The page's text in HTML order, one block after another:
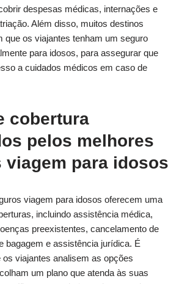
despesas médicas, internações e
Além disso, muitos destinos
que os viajantes tenham um seguro
para idosos, para assegurar que
a cuidados médicos em caso de
cobertura
pelos melhores
viagem para idosos
viagem para idosos oferecem uma
incluindo assistência médica,
preexistentes, cancelamento de
bagagem e assistência jurídica. É
os viajantes analisem as opções
um plano que atenda às suas